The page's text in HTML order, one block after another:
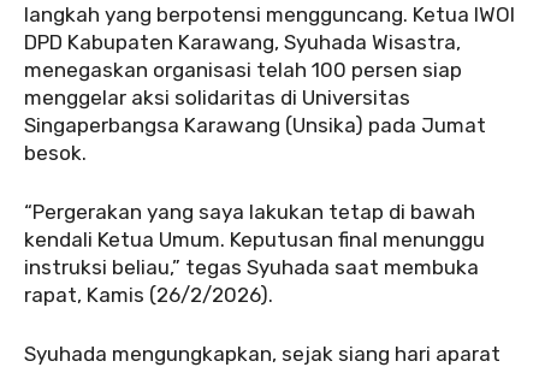
langkah yang berpotensi mengguncang. Ketua IWOI
DPD Kabupaten Karawang, Syuhada Wisastra,
menegaskan organisasi telah 100 persen siap
menggelar aksi solidaritas di Universitas
Singaperbangsa Karawang (Unsika) pada Jumat
besok.
‎“Pergerakan yang saya lakukan tetap di bawah
kendali Ketua Umum. Keputusan final menunggu
instruksi beliau,” tegas Syuhada saat membuka
rapat, Kamis (26/2/2026).
‎Syuhada mengungkapkan, sejak siang hari aparat